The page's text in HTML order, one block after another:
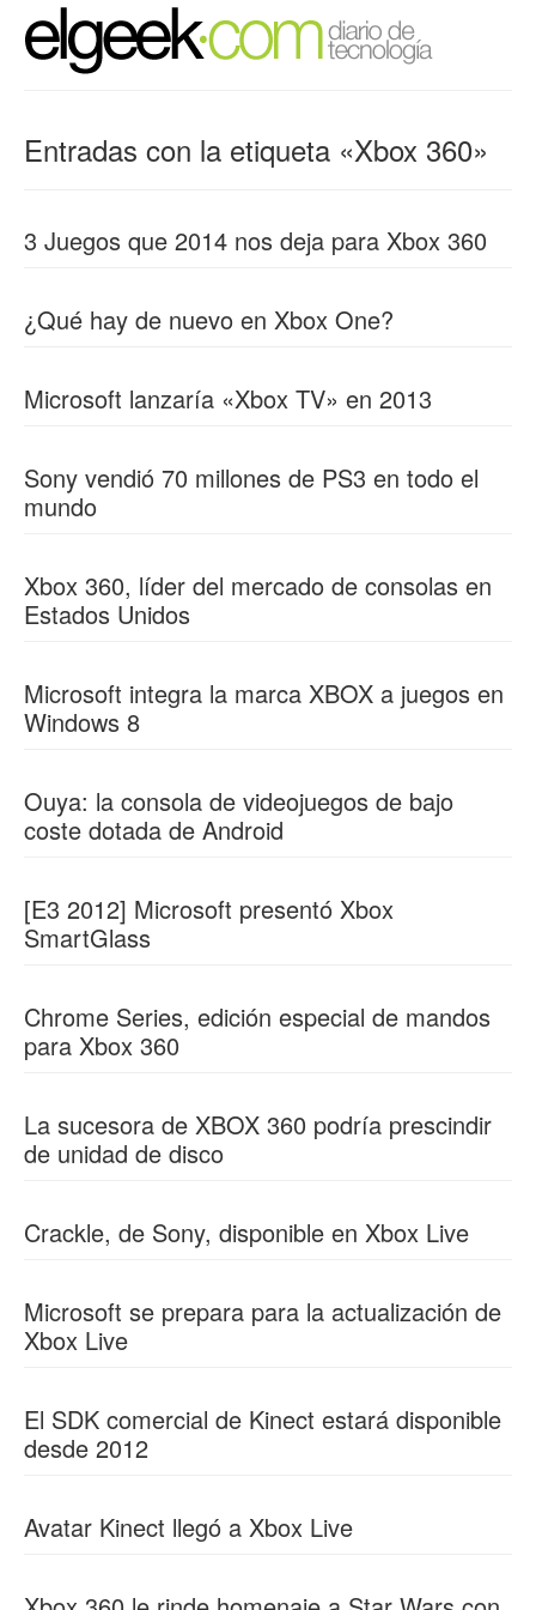
Entradas con la etiqueta «Xbox 360»
3 Juegos que 2014 nos deja para Xbox 360
¿Qué hay de nuevo en Xbox One?
Microsoft lanzaría «Xbox TV» en 2013
Sony vendió 70 millones de PS3 en todo el
mundo
Xbox 360, líder del mercado de consolas en
Estados Unidos
Microsoft integra la marca XBOX a juegos en
Windows 8
Ouya: la consola de videojuegos de bajo
coste dotada de Android
[E3 2012] Microsoft presentó Xbox
SmartGlass
Chrome Series, edición especial de mandos
para Xbox 360
La sucesora de XBOX 360 podría prescindir
de unidad de disco
Crackle, de Sony, disponible en Xbox Live
Microsoft se prepara para la actualización de
Xbox Live
El SDK comercial de Kinect estará disponible
desde 2012
Avatar Kinect llegó a Xbox Live